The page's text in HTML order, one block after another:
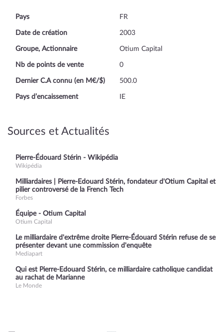
Pays FR
Date de création 2003
Groupe, Actionnaire Otium Capital
Nb de points de vente 0
Dernier C.A connu (en M€/$) 500.0
Pays d’encaissement IE
Sources et Actualités
Pierre-Édouard Stérin - Wikipédia
Wikipédia
Milliardaires | Pierre-Edouard Stérin, fondateur d'Otium Capital et
pilier controversé de la French Tech
Forbes
Équipe - Otium Capital
Otium Capital
Le milliardaire d'extrême droite Pierre-Édouard Stérin refuse de se
présenter devant une commission d'enquête
Mediapart
Qui est Pierre-Edouard Stérin, ce milliardaire catholique candidat
au rachat de Marianne
Le Monde